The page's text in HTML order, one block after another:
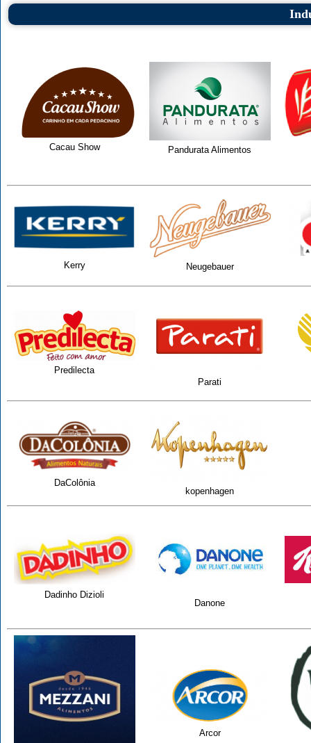
Cacau Show Pandurata Alimentos
Kerry Neugebauer
Predilecta
Parati
DaColônia
kopenhagen
Dadinho Dizioli
Danone
Arcor